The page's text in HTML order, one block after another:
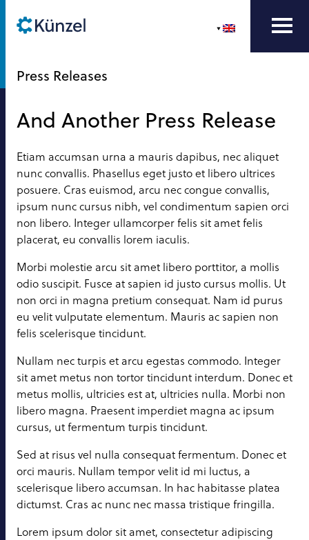
Press Releases
And Another Press Release
Etiam accumsan urna a mauris dapibus, nec aliquet
nunc convallis. Phasellus eget justo et libero ultrices
posuere. Cras euismod, arcu nec congue convallis,
ipsum nunc cursus nibh, vel condimentum sapien orci
non libero. Integer ullamcorper felis sit amet felis
placerat, eu convallis lorem iaculis.
Morbi molestie arcu sit amet libero porttitor, a mollis
odio suscipit. Fusce at sapien id justo cursus mollis. Ut
non orci in magna pretium consequat. Nam id purus
eu velit vulputate elementum. Mauris ac sapien non
felis scelerisque tincidunt.
Nullam nec turpis et arcu egestas commodo. Integer
sit amet metus non tortor tincidunt interdum. Donec et
metus mollis, ultricies est at, ultricies nulla. Morbi non
libero magna. Praesent imperdiet magna ac ipsum
cursus, ut fermentum turpis tincidunt.
Sed at risus vel nulla consequat fermentum. Donec et
orci mauris. Nullam tempor velit id mi luctus, a
scelerisque libero accumsan. In hac habitasse platea
dictumst. Cras ac nunc nec massa tristique fringilla.
Lorem ipsum dolor sit amet, consectetur adipiscing